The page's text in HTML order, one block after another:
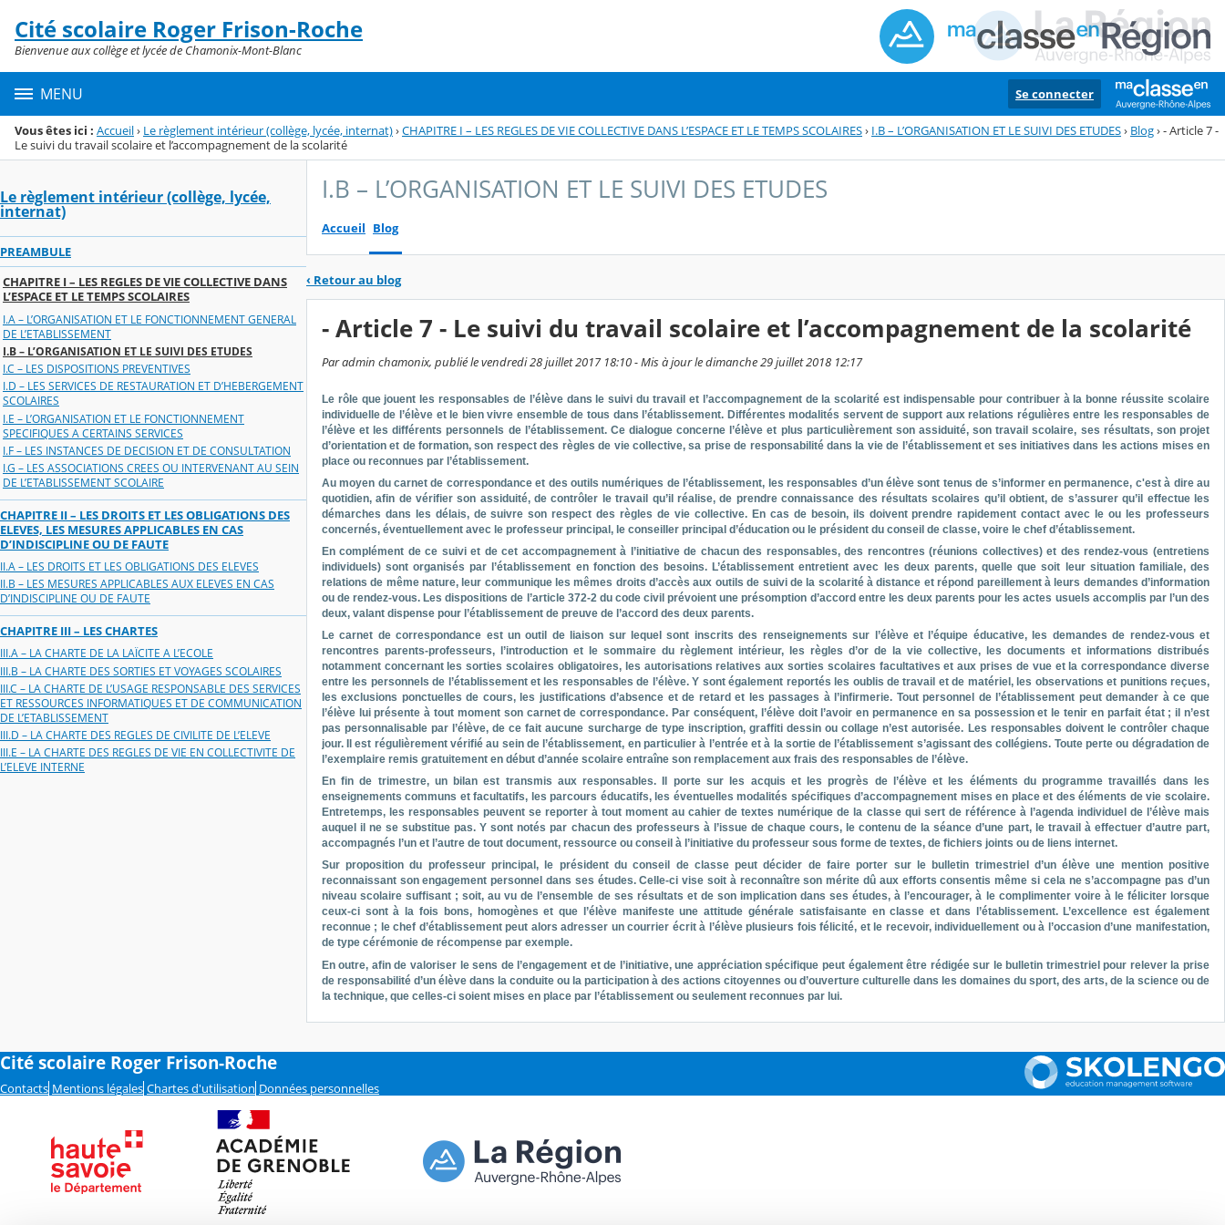
Menu de la rubrique
Contenu
Cité scolaire Roger Frison-Roche
Bienvenue aux collège et lycée de Chamonix-Mont-Blanc
MENU Se connecter
Vous êtes ici : Accueil› Le règlement intérieur (collège, lycée, internat)›CHAPITRE I – LES REGLES DE VIE COLLECTIVE DANS L’ESPACE ET LE TEMPS SCOLAIRES› I.B – L’ORGANISATION ET LE SUIVI DES ETUDES› Blog›- Article 7 -
Le suivi du travail scolaire et l’accompagnement de la scolarité
Le règlement intérieur (collège, lycée,
internat)
PREAMBULE
CHAPITRE I – LES REGLES DE VIE COLLECTIVE DANS
L’ESPACE ET LE TEMPS SCOLAIRES
I.A – L’ORGANISATION ET LE FONCTIONNEMENT GENERAL
DE L’ETABLISSEMENT
I.B – L’ORGANISATION ET LE SUIVI DES ETUDES
I.C – LES DISPOSITIONS PREVENTIVES
I.D – LES SERVICES DE RESTAURATION ET D’HEBERGEMENT
SCOLAIRES
I.E – L’ORGANISATION ET LE FONCTIONNEMENT
SPECIFIQUES A CERTAINS SERVICES
I.F – LES INSTANCES DE DECISION ET DE CONSULTATION
I.G – LES ASSOCIATIONS CREES OU INTERVENANT AU SEIN
DE L’ETABLISSEMENT SCOLAIRE
CHAPITRE II – LES DROITS ET LES OBLIGATIONS DES
ELEVES, LES MESURES APPLICABLES EN CAS
D’INDISCIPLINE OU DE FAUTE
II.A – LES DROITS ET LES OBLIGATIONS DES ELEVES
II.B – LES MESURES APPLICABLES AUX ELEVES EN CAS
D’INDISCIPLINE OU DE FAUTE
CHAPITRE III – LES CHARTES
III.A – LA CHARTE DE LA LAÏCITE A L’ECOLE
III.B – LA CHARTE DES SORTIES ET VOYAGES SCOLAIRES
III.C – LA CHARTE DE L’USAGE RESPONSABLE DES SERVICES
ET RESSOURCES INFORMATIQUES ET DE COMMUNICATION
DE L’ETABLISSEMENT
III.D – LA CHARTE DES REGLES DE CIVILITE DE L’ELEVE
III.E – LA CHARTE DES REGLES DE VIE EN COLLECTIVITE DE
L’ELEVE INTERNE
I.B – L’ORGANISATION ET LE SUIVI DES ETUDES
Accueil Blog
‹ Retour au blog
- Article 7 - Le suivi du travail scolaire et l’accompagnement de la scolarité
Par admin chamonix, publié le vendredi 28 juillet 2017 18:10 - Mis à jour le dimanche 29 juillet 2018 12:17
Le rôle que jouent les responsables de l’élève dans le suivi du travail et l’accompagnement de la scolarité est indispensable pour contribuer à la bonne réussite scolaire
individuelle de l’élève et le bien vivre ensemble de tous dans l’établissement. Différentes modalités servent de support aux relations régulières entre les responsables de
l’élève et les différents personnels de l’établissement. Ce dialogue concerne l’élève et plus particulièrement son assiduité, son travail scolaire, ses résultats, son projet
d’orientation et de formation, son respect des règles de vie collective, sa prise de responsabilité dans la vie de l’établissement et ses initiatives dans les actions mises en
place ou reconnues par l’établissement.
Au moyen du carnet de correspondance et des outils numériques de l’établissement, les responsables d’un élève sont tenus de s’informer en permanence, c'est à dire au
quotidien, afin de vérifier son assiduité, de contrôler le travail qu’il réalise, de prendre connaissance des résultats scolaires qu’il obtient, de s’assurer qu’il effectue les
démarches dans les délais, de suivre son respect des règles de vie collective. En cas de besoin, ils doivent prendre rapidement contact avec le ou les professeurs
concernés, éventuellement avec le professeur principal, le conseiller principal d’éducation ou le président du conseil de classe, voire le chef d’établissement.
En complément de ce suivi et de cet accompagnement à l’initiative de chacun des responsables, des rencontres (réunions collectives) et des rendez-vous (entretiens
individuels) sont organisés par l’établissement en fonction des besoins. L’établissement entretient avec les deux parents, quelle que soit leur situation familiale, des
relations de même nature, leur communique les mêmes droits d’accès aux outils de suivi de la scolarité à distance et répond pareillement à leurs demandes d’information
ou de rendez-vous. Les dispositions de l’article 372-2 du code civil prévoient une présomption d’accord entre les deux parents pour les actes usuels accomplis par l’un des
deux, valant dispense pour l’établissement de preuve de l’accord des deux parents.
Le carnet de correspondance est un outil de liaison sur lequel sont inscrits des renseignements sur l’élève et l’équipe éducative, les demandes de rendez-vous et
rencontres parents-professeurs, l’introduction et le sommaire du règlement intérieur, les règles d’or de la vie collective, les documents et informations distribués
notamment concernant les sorties scolaires obligatoires, les autorisations relatives aux sorties scolaires facultatives et aux prises de vue et la correspondance diverse
entre les personnels de l’établissement et les responsables de l’élève. Y sont également reportés les oublis de travail et de matériel, les observations et punitions reçues,
les exclusions ponctuelles de cours, les justifications d’absence et de retard et les passages à l’infirmerie. Tout personnel de l’établissement peut demander à ce que
l’élève lui présente à tout moment son carnet de correspondance. Par conséquent, l’élève doit l’avoir en permanence en sa possession et le tenir en parfait état ; il n’est
pas personnalisable par l’élève, de ce fait aucune surcharge de type inscription, graffiti dessin ou collage n’est autorisée. Les responsables doivent le contrôler chaque
jour. Il est régulièrement vérifié au sein de l’établissement, en particulier à l’entrée et à la sortie de l’établissement s’agissant des collégiens. Toute perte ou dégradation de
l’exemplaire remis gratuitement en début d’année scolaire entraîne son remplacement aux frais des responsables de l’élève.
En fin de trimestre, un bilan est transmis aux responsables. Il porte sur les acquis et les progrès de l’élève et les éléments du programme travaillés dans les
enseignements communs et facultatifs, les parcours éducatifs, les éventuelles modalités spécifiques d’accompagnement mises en place et des éléments de vie scolaire.
Entretemps, les responsables peuvent se reporter à tout moment au cahier de textes numérique de la classe qui sert de référence à l’agenda individuel de l’élève mais
auquel il ne se substitue pas. Y sont notés par chacun des professeurs à l’issue de chaque cours, le contenu de la séance d’une part, le travail à effectuer d’autre part,
accompagnés l’un et l’autre de tout document, ressource ou conseil à l’initiative du professeur sous forme de textes, de fichiers joints ou de liens internet.
Sur proposition du professeur principal, le président du conseil de classe peut décider de faire porter sur le bulletin trimestriel d’un élève une mention positive
reconnaissant son engagement personnel dans ses études. Celle-ci vise soit à reconnaître son mérite dû aux efforts consentis même si cela ne s’accompagne pas d’un
niveau scolaire suffisant ; soit, au vu de l’ensemble de ses résultats et de son implication dans ses études, à l’encourager, à le complimenter voire à le féliciter lorsque
ceux-ci sont à la fois bons, homogènes et que l’élève manifeste une attitude générale satisfaisante en classe et dans l’établissement. L’excellence est également
reconnue ; le chef d’établissement peut alors adresser un courrier écrit à l’élève plusieurs fois félicité, et le recevoir, individuellement ou à l’occasion d’une manifestation,
de type cérémonie de récompense par exemple.
En outre, afin de valoriser le sens de l’engagement et de l’initiative, une appréciation spécifique peut également être rédigée sur le bulletin trimestriel pour relever la prise
de responsabilité d’un élève dans la conduite ou la participation à des actions citoyennes ou d’ouverture culturelle dans les domaines du sport, des arts, de la science ou de
la technique, que celles-ci soient mises en place par l’établissement ou seulement reconnues par lui.
Cité scolaire Roger Frison-Roche
Contacts Mentions légales Chartes d'utilisation Données personnelles